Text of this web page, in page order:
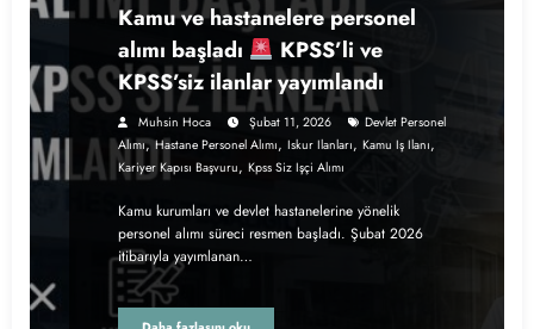
Kamu ve hastanelere personel
alımı başladı
KPSS’li ve
KPSS’siz ilanlar yayımlandı
Muhsin Hoca Şubat 11, 2026
Devlet Personel
Alımı,Hastane Personel Alımı, Iskur Ilanları, Kamu Iş Ilanı,
Kariyer Kapısı Başvuru, Kpss Siz Işçi Alımı
Kamu kurumları ve devlet hastanelerine yönelik
personel alımı süreci resmen başladı. Şubat 2026
itibarıyla yayımlanan…